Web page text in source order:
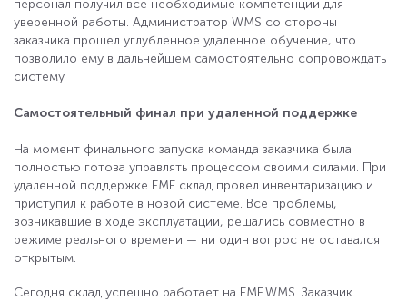
персонал получил все необходимые компетенции для
уверенной работы. Администратор WMS со стороны
заказчика прошел углубленное удаленное обучение, что
позволило ему в дальнейшем самостоятельно сопровождать
систему.
Самостоятельный финал при удаленной поддержке
На момент финального запуска команда заказчика была
полностью готова управлять процессом своими силами. При
удаленной поддержке EME склад провел инвентаризацию и
приступил к работе в новой системе. Все проблемы,
возникавшие в ходе эксплуатации, решались совместно в
режиме реального времени — ни один вопрос не оставался
открытым.
Сегодня склад успешно работает на EME.WMS. Заказчик